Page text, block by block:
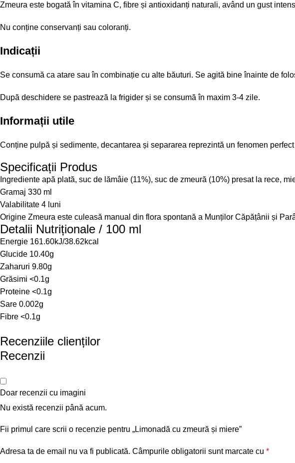
Zmeura este bogată în vitamina C, fibre și antioxidanți naturali, având un gust
Nu conține conservanți sau coloranți.
Indicații
Se consumă ca atare sau în combinație cu alte băuturi. Se agită bine înainte de
După deschidere se pastrează la frigider și se consumă în maxim 3-4 zile.
Informații utile
Conține pulpă și sedimente, decantarea și separarea reprezintă un fenomen
Specificații Produs
Ingrediente apă plată, suc de lămâie (11%), suc de zmeură (10%) presat la rece,
Gramaj 330 ml
Valabilitate 4 luni
Origine Zmeura este culeasă manual din flora spontană a Munților Căpățânii și
Detalii Nutriționale / 100 ml
Energie 161.60kJ/38.62kcal
Glucide 10.40g
Zaharuri 9.80g
Grăsimi <0.1g
Proteine <0.1g
Sare 0.002g
Fibre <0.1g
Recenziile clienților
Recenzii
Doar recenzii cu imagini
Nu există recenzii până acum.
Fii primul care scrii o recenzie pentru „Limonadă cu zmeură și miere”
Adresa ta de email nu va fi publicată. Câmpurile obligatorii sunt marcate cu *